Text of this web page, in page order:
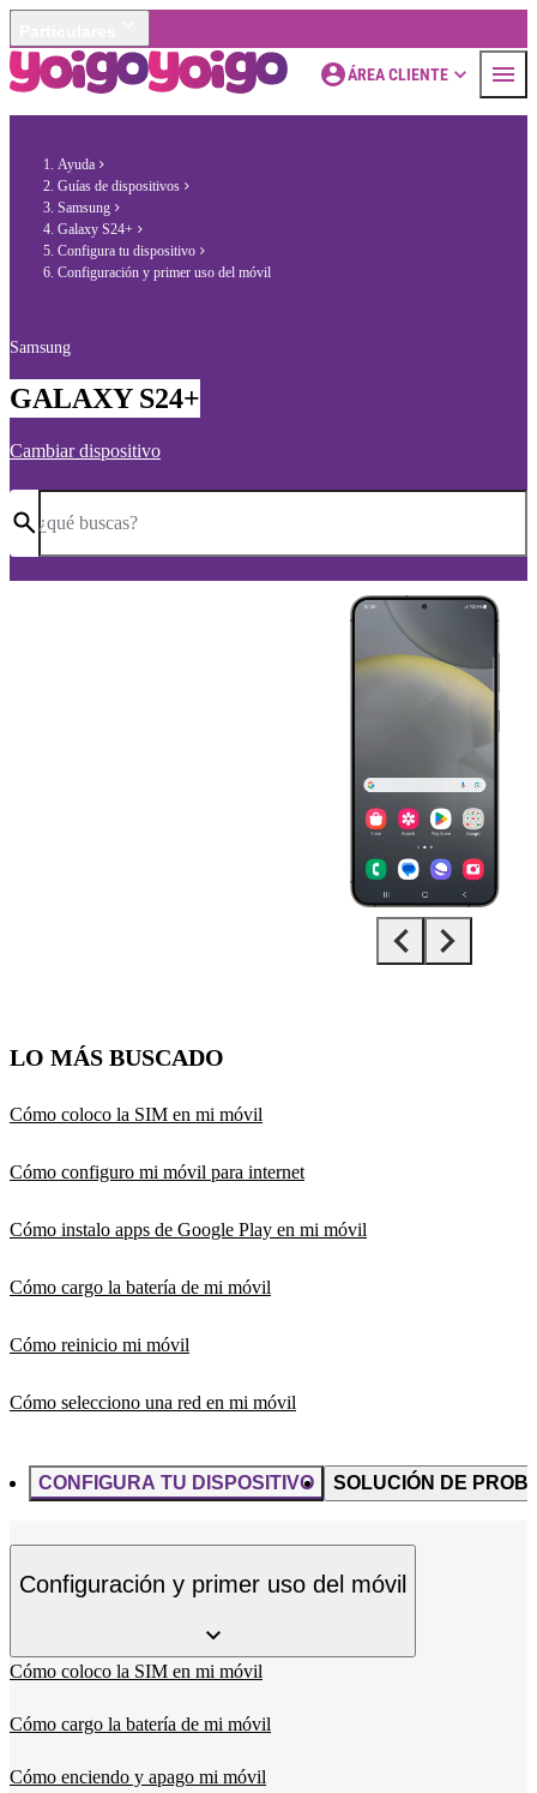
ÁREA CLIENTE
Ayuda
Guías de dispositivos
Samsung
Galaxy S24+
Configura tu dispositivo
Configuración y primer uso del móvil
Samsung
GALAXY S24+
Cambiar dispositivo
¿qué buscas?
LO MÁS BUSCADO
Cómo coloco la SIM en mi móvil
Cómo configuro mi móvil para internet
Cómo instalo apps de Google Play en mi móvil
Cómo cargo la batería de mi móvil
Cómo reinicio mi móvil
Cómo selecciono una red en mi móvil
CONFIGURA TU DISPOSITIVO SOLUCIÓN DE
Configuración y primer uso del móvil
Cómo coloco la SIM en mi móvil
Cómo cargo la batería de mi móvil
Cómo enciendo y apago mi móvil